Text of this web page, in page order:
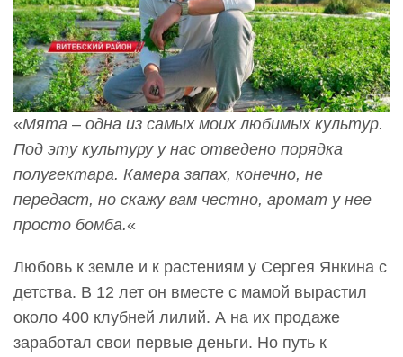
«Мята – одна из самых моих любимых культур.
Под эту культуру у нас отведено порядка
полугектара. Камера запах, конечно, не
передаст, но скажу вам честно, аромат у нее
просто бомба.«
Любовь к земле и к растениям у Сергея Янкина с
детства. В 12 лет он вместе с мамой вырастил
около 400 клубней лилий. А на их продаже
заработал свои первые деньги. Но путь к